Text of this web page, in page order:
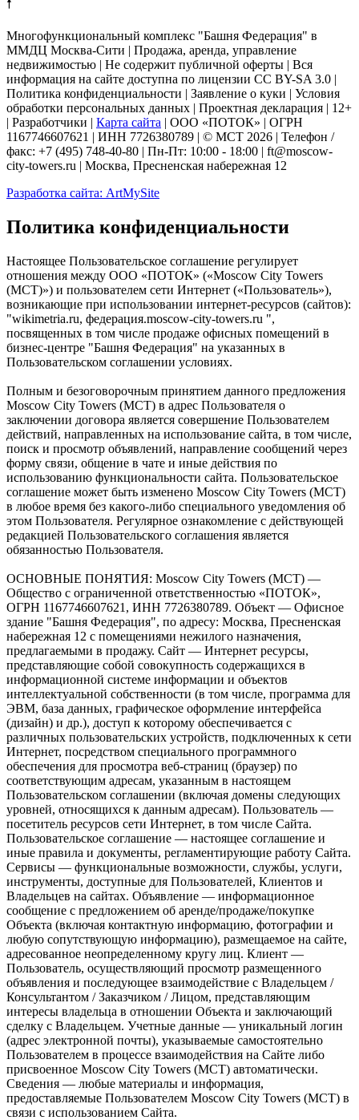
🠕
Многофункциональный комплекс "Башня Федерация" в
ММДЦ Москва-Сити | Продажа, аренда, управление
недвижимостью | Не содержит публичной оферты | Вся
информация на сайте доступна по лицензии CC BY-SA 3.0 |
Политика конфиденциальности | Заявление о куки | Условия
обработки персональных данных | Проектная декларация | 12+
| Разработчики | Карта сайта | ООО «ПОТОК» | ОГРН
1167746607621 | ИНН 7726380789 | © МСТ 2026 | Телефон /
факс: +7 (495) 748-40-80 | Пн-Пт: 10:00 - 18:00 | ft@moscow-
city-towers.ru | Москва, Пресненская набережная 12
Разработка сайта: ArtMySite
Политика конфиденциальности
Настоящее Пользовательское соглашение регулирует
отношения между ООО «ПОТОК» («Moscow City Towers
(МСТ)») и пользователем сети Интернет («Пользователь»),
возникающие при использовании интернет-ресурсов (сайтов):
"wikimetria.ru, федерация.moscow-city-towers.ru ",
посвященных в том числе продаже офисных помещений в
бизнес-центре "Башня Федерация" на указанных в
Пользовательском соглашении условиях.
Полным и безоговорочным принятием данного предложения
Moscow City Towers (МСТ) в адрес Пользователя о
заключении договора является совершение Пользователем
действий, направленных на использование сайта, в том числе,
поиск и просмотр объявлений, направление сообщений через
форму связи, общение в чате и иные действия по
использованию функциональности сайта. Пользовательское
соглашение может быть изменено Moscow City Towers (МСТ)
в любое время без какого-либо специального уведомления об
этом Пользователя. Регулярное ознакомление с действующей
редакцией Пользовательского соглашения является
обязанностью Пользователя.
ОСНОВНЫЕ ПОНЯТИЯ: Moscow City Towers (МСТ) —
Общество с ограниченной ответственностью «ПОТОК»,
ОГРН 1167746607621, ИНН 7726380789. Объект — Офисное
здание "Башня Федерация", по адресу: Москва, Пресненская
набережная 12 с помещениями нежилого назначения,
предлагаемыми в продажу. Сайт — Интернет ресурсы,
представляющие собой совокупность содержащихся в
информационной системе информации и объектов
интеллектуальной собственности (в том числе, программа для
ЭВМ, база данных, графическое оформление интерфейса
(дизайн) и др.), доступ к которому обеспечивается с
различных пользовательских устройств, подключенных к сети
Интернет, посредством специального программного
обеспечения для просмотра веб-страниц (браузер) по
соответствующим адресам, указанным в настоящем
Пользовательском соглашении (включая домены следующих
уровней, относящихся к данным адресам). Пользователь —
посетитель ресурсов сети Интернет, в том числе Сайта.
Пользовательское соглашение — настоящее соглашение и
иные правила и документы, регламентирующие работу Сайта.
Сервисы — функциональные возможности, службы, услуги,
инструменты, доступные для Пользователей, Клиентов и
Владельцев на сайтах. Объявление — информационное
сообщение с предложением об аренде/продаже/покупке
Объекта (включая контактную информацию, фотографии и
любую сопутствующую информацию), размещаемое на сайте,
адресованное неопределенному кругу лиц. Клиент —
Пользователь, осуществляющий просмотр размещенного
объявления и последующее взаимодействие с Владельцем /
Консультантом / Заказчиком / Лицом, представляющим
интересы владельца в отношении Объекта и заключающий
сделку с Владельцем. Учетные данные — уникальный логин
(адрес электронной почты), указываемые самостоятельно
Пользователем в процессе взаимодействия на Сайте либо
присвоенное Moscow City Towers (МСТ) автоматически.
Сведения — любые материалы и информация,
предоставляемые Пользователем Moscow City Towers (МСТ) в
связи с использованием Сайта.